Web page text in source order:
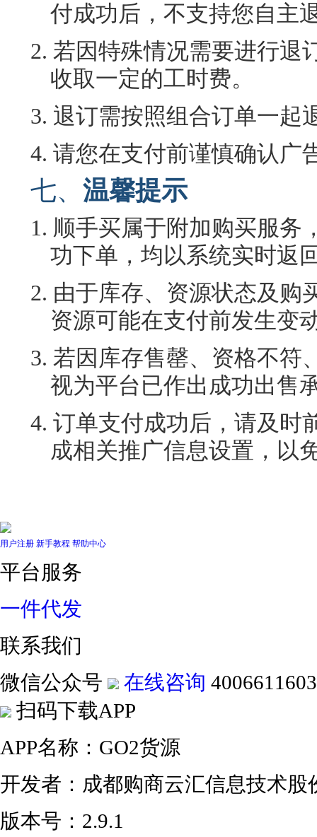
付成功后，不支持您自主
2. 若因特殊情况需要进行退
收取一定的工时费。
3. 退订需按照组合订单一起
4. 请您在支付前谨慎确认广
七、 温馨提示
1. 顺手买属于附加购买服务
功下单，均以系统实时返
2. 由于库存、资源状态及购
资源可能在支付前发生变
3. 若因库存售罄、资格不符
视为平台已作出成功出售
4. 订单支付成功后，请及时
成相关推广信息设置，以
用户注册 新手教程 帮助中心
平台服务
一件代发
联系我们
微信公众号
在线咨询 4006611603
扫码下载APP
APP名称：GO2货源
开发者：成都购商云汇信息技术股
版本号：2.9.1